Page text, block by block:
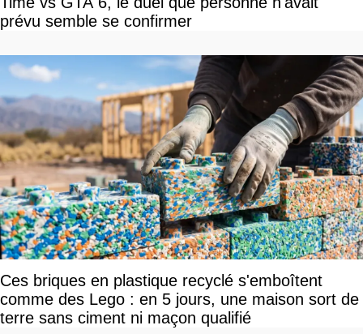
prévu semble se confirmer
Ces briques en plastique recyclé s'emboîtent
comme des Lego : en 5 jours, une maison sort de
terre sans ciment ni maçon qualifié